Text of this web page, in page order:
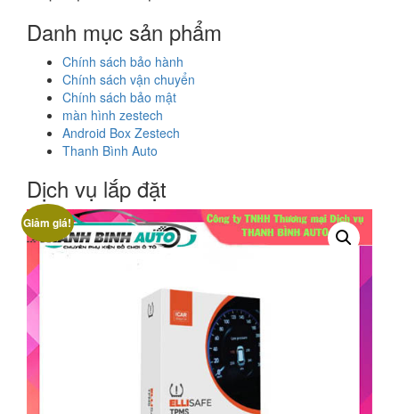
Danh mục sản phẩm
Chính sách bảo hành
Chính sách vận chuyển
Chính sách bảo mật
màn hình zestech
Android Box Zestech
Thanh Bình Auto
Dịch vụ lắp đặt
Giảm giá!